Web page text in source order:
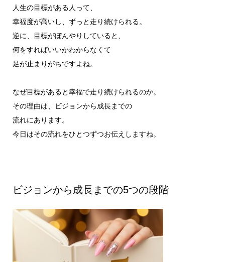
人生の目標がある人って、
幸福度が高いし、ずっと走り続けられる。
逆に、目標がぼんやりしていると、
何をすればいいかわからなくて
足が止まりがちですよね。
なぜ目標があると幸福で走り続けられるのか。
その理由は、ビジョンから成長までの
流れにあります。
今日はその流れをひとつずつお伝えしますね。
ビジョンから成長までの5つの段階